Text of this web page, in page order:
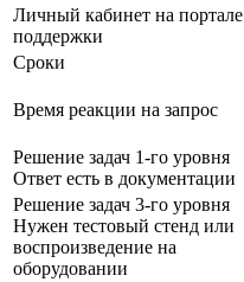
Личный кабинет на портале
поддержки
Сроки
Время реакции на запрос
Решение задач 1-го уровня
Ответ есть в документации
Решение задач 3-го уровня
Нужен тестовый стенд или
воспроизведение на
оборудовании